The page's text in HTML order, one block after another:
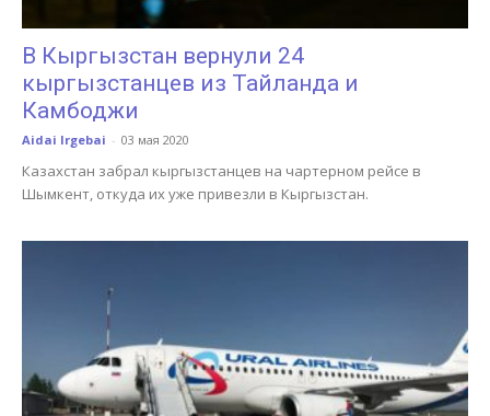
В Кыргызстан вернули 24
кыргызстанцев из Тайланда и
Камбоджи
Aidai Irgebai - 03 мая 2020
Казахстан забрал кыргызстанцев на чартерном рейсе в
Шымкент, откуда их уже привезли в Кыргызстан.